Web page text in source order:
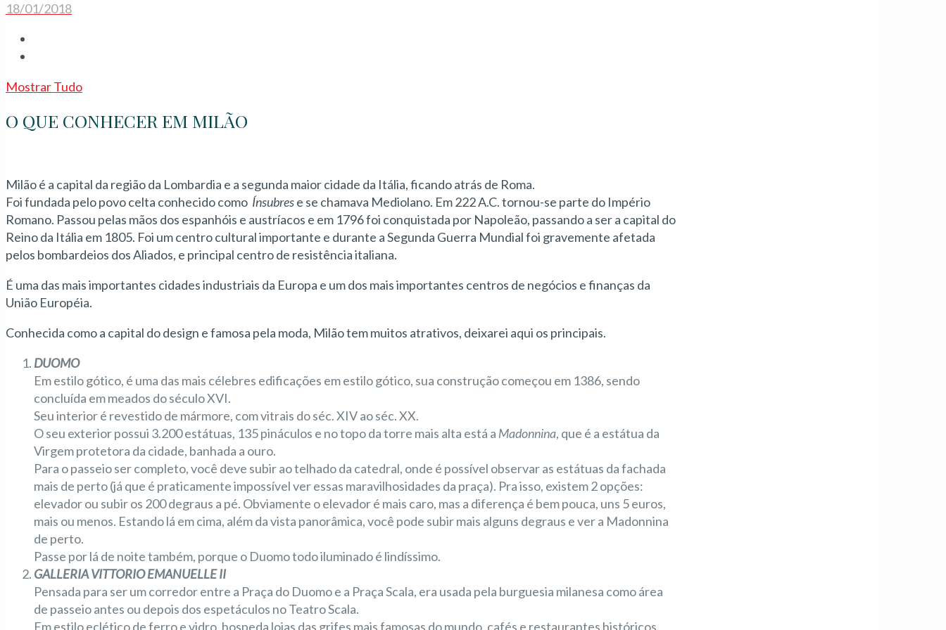
18/01/2018
Mostrar Tudo
O QUE CONHECER EM MILÃO
Milão é a capital da região da Lombardia e a segunda maior cidade da Itália, ficando atrás de Roma.
Foi fundada pelo povo celta conhecido como Ínsubrese se chamava Mediolano. Em 222 A.C. tornou-se parte do Império
Romano. Passou pelas mãos dos espanhóis e austríacos e em 1796 foi conquistada por Napoleão, passando a ser a capital do
Reino da Itália em 1805. Foi um centro cultural importante e durante a Segunda Guerra Mundial foi gravemente afetada
pelos bombardeios dos Aliados, e principal centro de resistência italiana.
É uma das mais importantes cidades industriais da Europa e um dos mais importantes centros de negócios e finanças da
União Européia.
Conhecida como a capital do design e famosa pela moda, Milão tem muitos atrativos, deixarei aqui os principais.
DUOMO
Em estilo gótico, é uma das mais célebres edificações em estilo gótico, sua construção começou em 1386, sendo
concluída em meados do século XVI.
Seu interior é revestido de mármore, com vitrais do séc. XIV ao séc. XX.
O seu exterior possui 3.200 estátuas, 135 pináculos e no topo da torre mais alta está a Madonnina, que é a estátua da
Virgem protetora da cidade, banhada a ouro.
Para o passeio ser completo, você deve subir ao telhado da catedral, onde é possível observar as estátuas da fachada
mais de perto (já que é praticamente impossível ver essas maravilhosidades da praça). Pra isso, existem 2 opções:
elevador ou subir os 200 degraus a pé. Obviamente o elevador é mais caro, mas a diferença é bem pouca, uns 5 euros,
mais ou menos. Estando lá em cima, além da vista panorâmica, você pode subir mais alguns degraus e ver a Madonnina
de perto.
Passe por lá de noite também, porque o Duomo todo iluminado é lindíssimo.
GALLERIA VITTORIO EMANUELLE II
Pensada para ser um corredor entre a Praça do Duomo e a Praça Scala, era usada pela burguesia milanesa como área
de passeio antes ou depois dos espetáculos no Teatro Scala.
Em estilo eclético de ferro e vidro, hospeda lojas das grifes mais famosas do mundo, cafés e restaurantes históricos,